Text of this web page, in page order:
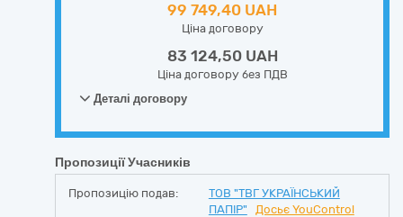
99 749,40 UAH
Ціна договору
83 124,50 UAH
Ціна договору без ПДВ
Деталі договору
Пропозиції Учасників
Пропозицію подав:
ТОВ "ТВГ УКРАЇНСЬКИЙ
ПАПІР"
Досьє YouControl